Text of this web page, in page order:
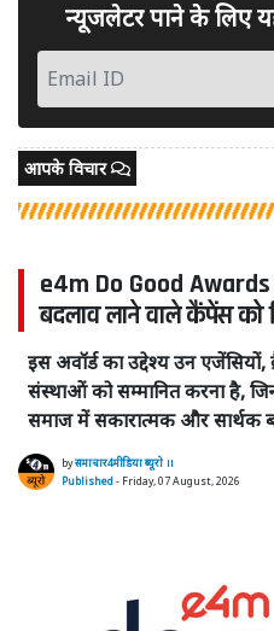
न्यूजलेटर पाने के लिए
आपके विचार
e4m Do Good Awards
बदलाव लाने वाले कैंपेंस को
इस अवॉर्ड का उद्देश्य उन
संस्थाओं को सम्मानित करना है,
समाज में सकारात्मक और सार्थक
byसमाचार4मीडिया ब्यूरो ।।
Published- Friday, 07 August, 2026